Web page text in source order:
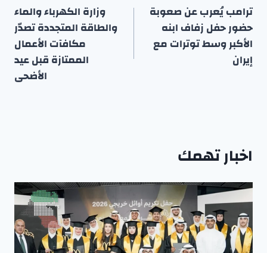
المقالات
ترامب يُعرب عن صعوبة
حضور حفل زفاف ابنه
الأكبر وسط توترات مع
إيران
وزارة الكهرباء والماء
والطاقة المتجددة تصدّر
مكافآت الأعمال
الممتازة قبل عيد
الأضحى
اخبار تهمك